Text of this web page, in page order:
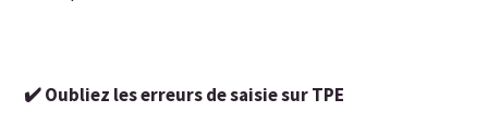
✔️ Oubliez les erreurs de saisie sur TPE